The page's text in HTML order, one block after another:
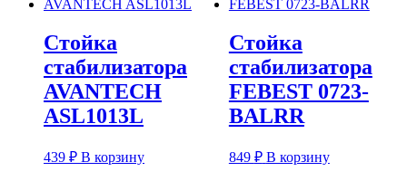
Стойка
стабилизатора
AVANTECH
ASL1013L
439 ₽ В корзину
Стойка
стабилизатора
FEBEST 0723-
BALRR
849 ₽ В корзину